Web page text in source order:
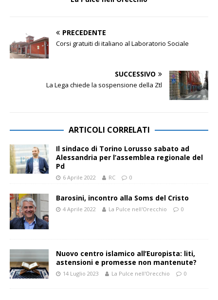
PRECEDENTE
Corsi gratuiti di italiano al Laboratorio Sociale
SUCCESSIVO
La Lega chiede la sospensione della Ztl
ARTICOLI CORRELATI
Il sindaco di Torino Lorusso sabato ad
Alessandria per l’assemblea regionale del
Pd
6 Aprile 2022 RC 0
Barosini, incontro alla Soms del Cristo
4 Aprile 2022 La Pulce nell'Orecchio 0
Nuovo centro islamico all’Europista: liti,
astensioni e promesse non mantenute?
14 Luglio 2023 La Pulce nell'Orecchio 0